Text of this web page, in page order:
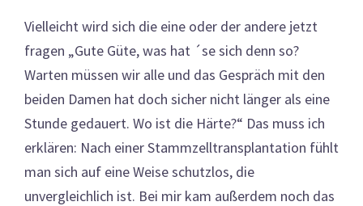
Vielleicht wird sich die eine oder der andere jetzt
fragen „Gute Güte, was hat ´se sich denn so?
Warten müssen wir alle und das Gespräch mit den
beiden Damen hat doch sicher nicht länger als eine
Stunde gedauert. Wo ist die Härte?“ Das muss ich
erklären: Nach einer Stammzelltransplantation fühlt
man sich auf eine Weise schutzlos, die
unvergleichlich ist. Bei mir kam außerdem noch das